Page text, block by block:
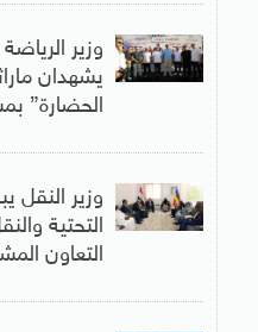
وزير
يشهدان
الحضارة” بمشاركة
وزير النقل
التحتية
التعاون